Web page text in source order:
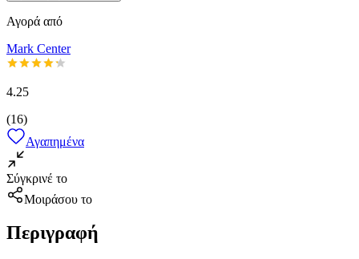
Αγορά από
Mark Center
4.25
(16)
Αγαπημένα
Σύγκρινέ το
Μοιράσου το
Περιγραφή